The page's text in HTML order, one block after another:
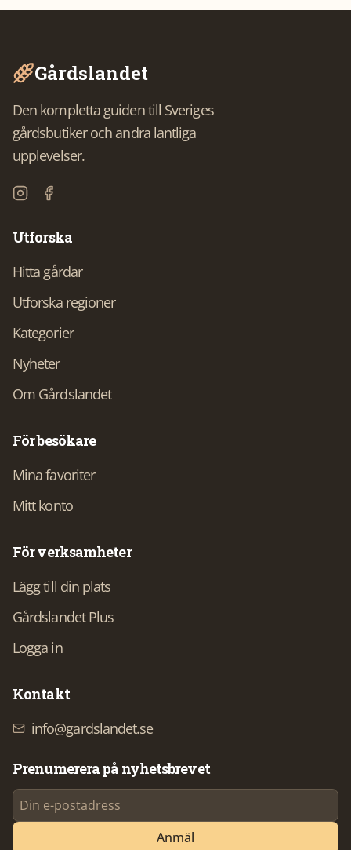
Gårdslandet
Den kompletta guiden till Sveriges
gårdsbutiker och andra lantliga
upplevelser.
Utforska
Hitta gårdar
Utforska regioner
Kategorier
Nyheter
Om Gårdslandet
För besökare
Mina favoriter
Mitt konto
För verksamheter
Lägg till din plats
Gårdslandet Plus
Logga in
Kontakt
info@gardslandet.se
Prenumerera på nyhetsbrevet
Anmäl